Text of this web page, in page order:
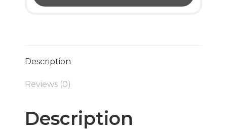
Description
Reviews (0)
Description